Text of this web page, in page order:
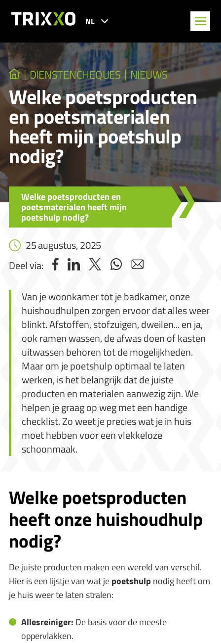
NL
DIENSTENCHEQUES NIEUWS
Welke poetsproducten
en poetsmaterialen
heeft mijn poetshulp
nodig?
Welke poetsproducten en
poetsmaterialen heeft mijn
poetshulp nodig?
25 augustus, 2025
Deel via:
Van je woonkamer tot je badkamer, onze
huishoudhulpen zorgen ervoor dat alles weer
blinkt. Afstoffen, stofzuigen, dweilen... en ja,
ook ramen wassen, de afwas doen of kasten
uitwassen behoren tot de mogelijkheden.
Maar om je poetshulp optimaal te laten
werken, is het belangrijk dat de juiste
producten en materialen aanwezig zijn. We
helpen je graag op weg met een handige
checklist. Zo weet je precies wat je in huis
moet hebben voor een vlekkeloze
schoonmaak.
Welkepoetsproducten
heeft onze huishoudhulp
nodig?
De juiste producten maken een wereld van verschil.
Hier is een lijstje van wat jepoetshulp nodig heeft om
je huis weer te laten stralen:
Allesreiniger: De basis voor de meeste
oppervlakken.